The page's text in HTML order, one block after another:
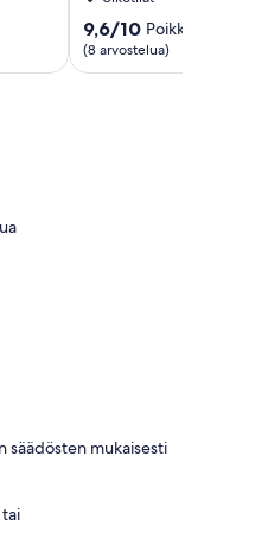
SCULPTURE
PARK
Port
9.6
kautta
10,
9,6/10
(8 arvostelua)
säädösten mukaisesti